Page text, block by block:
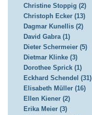
Christine Stoppig (2)
Christoph Ecker (13)
Dagmar Kunellis (2)
David Gabra (1)
Dieter Schermeier (5)
Dietmar Klinke (3)
Dorothee Sprick (1)
Eckhard Schendel (31)
Elisabeth Müller (16)
Ellen Kiener (2)
Erika Meier (3)